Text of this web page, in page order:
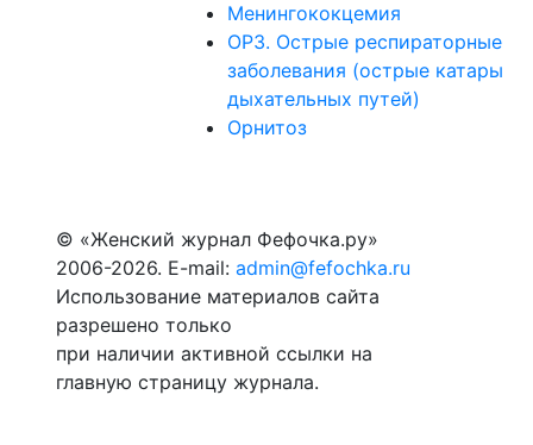
Менингококцемия
ОРЗ. Острые респираторные
заболевания (острые катары
дыхательных путей)
Орнитоз
© «Женский журнал Фефочка.ру»
2006-2026. E-mail: admin@fefochka.ru
Использование материалов сайта
разрешено только
при наличии активной ссылки на
главную страницу журнала.